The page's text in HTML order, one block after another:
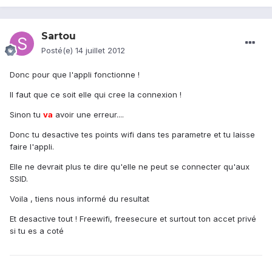
Sartou
Posté(e) 14 juillet 2012
Donc pour que l'appli fonctionne !
Il faut que ce soit elle qui cree la connexion !
Sinon tu va avoir une erreur....
Donc tu desactive tes points wifi dans tes parametre et tu laisse
faire l'appli.
Elle ne devrait plus te dire qu'elle ne peut se connecter qu'aux
SSID.
Voila , tiens nous informé du resultat
Et desactive tout ! Freewifi, freesecure et surtout ton accet privé
si tu es a coté